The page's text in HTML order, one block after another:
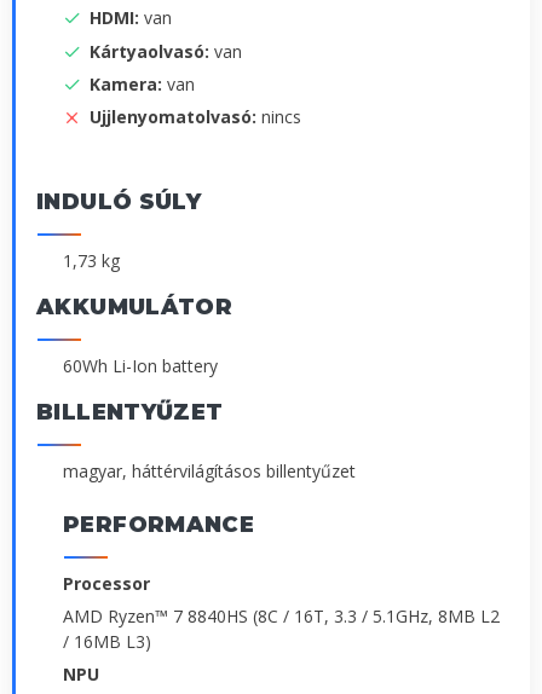
HDMI: van
Kártyaolvasó: van
Kamera: van
Ujjlenyomatolvasó: nincs
INDULÓ SÚLY
1,73 kg
AKKUMULÁTOR
60Wh Li-Ion battery
BILLENTYŰZET
magyar, háttérvilágításos billentyűzet
PERFORMANCE
Processor
AMD Ryzen™ 7 8840HS (8C / 16T, 3.3 / 5.1GHz, 8MB L2
/ 16MB L3)
NPU